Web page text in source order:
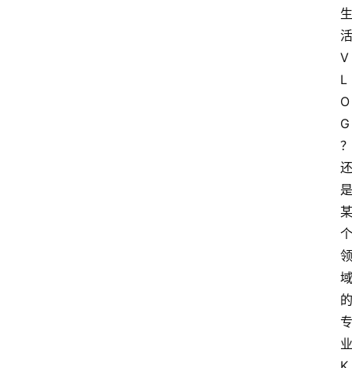
生
活
V
L
O
G
？
还
是
某
个
领
域
的
专
业